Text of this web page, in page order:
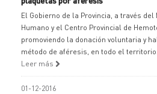
El Gobierno de la Provincia, a través
Humano y el Centro Provincial de
promoviendo la donación voluntaria y
método de aféresis, en todo el territorio.
Leer más
01-12-2016